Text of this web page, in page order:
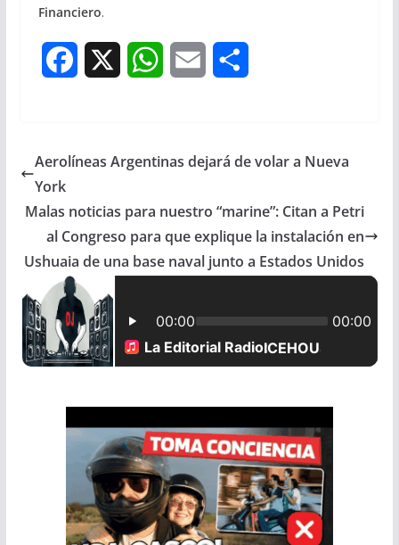
Financiero.
e
o
k
W
t
A
p
i
r
e
Aerolíneas Argentinas dejará de volar a Nueva
York
Malas noticias para nuestro “marine”: Citan a Petri
al Congreso para que explique la instalación en
Ushuaia de una base naval junto a Estados Unidos